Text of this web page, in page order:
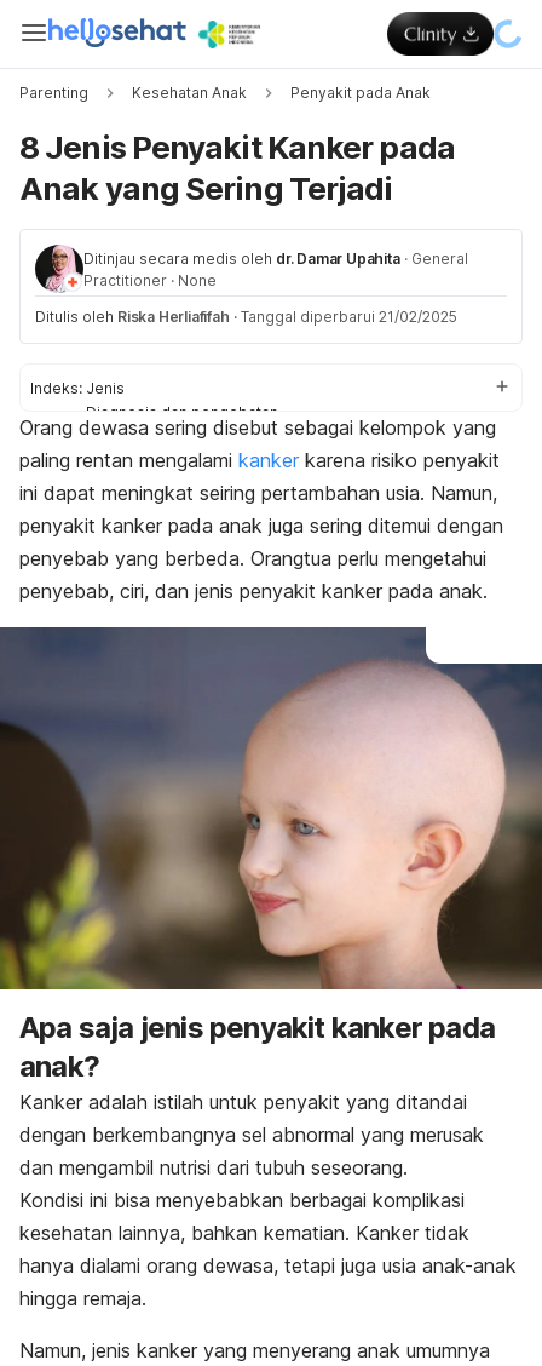
Parenting Kesehatan Anak Penyakit pada Anak
8 Jenis Penyakit Kanker pada
Anak yang Sering Terjadi
Ditinjau secara medis oleh dr. Damar Upahita · General
Practitioner · None
Ditulis oleh Riska Herliafifah · Tanggal diperbarui 21/02/2025
Indeks: Jenis
Diagnosis dan pengobatan
Pengaruh pada mental
Orang dewasa sering disebut sebagai kelompok yang
paling rentan mengalami kanker karena risiko penyakit
ini dapat meningkat seiring pertambahan usia. Namun,
penyakit kanker pada anak juga sering ditemui dengan
penyebab yang berbeda. Orangtua perlu mengetahui
penyebab, ciri, dan jenis penyakit kanker pada anak.
Apa saja jenis penyakit kanker pada
anak?
Kanker adalah istilah untuk penyakit yang ditandai
dengan berkembangnya sel abnormal yang merusak
dan mengambil nutrisi dari tubuh seseorang.
Kondisi ini bisa menyebabkan berbagai komplikasi
kesehatan lainnya, bahkan kematian. Kanker tidak
hanya dialami orang dewasa, tetapi juga usia anak-anak
hingga remaja.
Namun, jenis kanker yang menyerang anak umumnya